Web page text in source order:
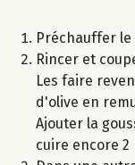
Préchauffer le
Rincer et
Les faire
d'olive en
Ajouter la
cuire encore